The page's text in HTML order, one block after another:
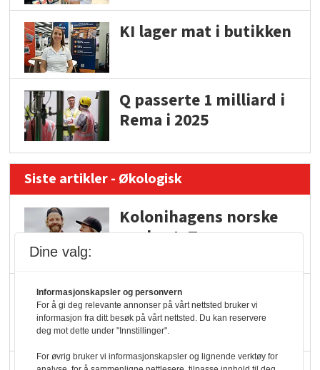
KI lager mat i butikken
Q passerte 1 milliard i
Rema i 2025
Siste artikler - Økologisk
Kolonihagens norske
yoghurt: Trues av
Marit Kolby vant
Økologisk Norge sin
hederspris
Dine valg:
Informasjonskapsler og personvern
For å gi deg relevante annonser på vårt nettsted bruker vi
informasjon fra ditt besøk på vårt nettsted. Du kan reservere
deg mot dette under "Innstillinger".
For øvrig bruker vi informasjonskapsler og lignende verktøy for